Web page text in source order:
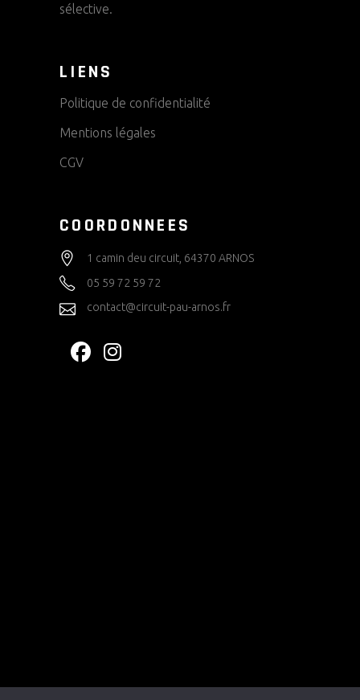
sélective.
LIENS
Politique de confidentialité
Mentions légales
CGV
COORDONNEES
1 camin deu circuit, 64370 ARNOS
05 59 72 59 72
contact@circuit-pau-arnos.fr